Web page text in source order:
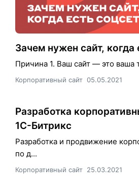
Зачем нужен сайт, когда
Причина 1. Ваш сайт — это ваша
Корпоративный сайт 05.05.2021
Разработка
1С-Битрикс
Разработка и продвижение
по д...
Корпоративный сайт 25.03.2021